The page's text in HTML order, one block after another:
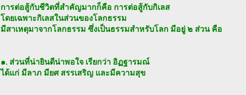
การต่อสู้กับชีวิตที่สำคัญมากก็คือ การต่อสู้กับกิเลส
โดยเฉพาะกิเลสในส่วนของโลกธรรม
มีสาเหตุมาจากโลกธรรม ซึ่งเป็นธรรมสำหรับโลก มีอยู่ ๒ ส่วน คือ
๑. ส่วนที่น่ายินดีน่าพอใจ เรียกว่า อิฏฐารมณ์
ได้แก่ มีลาภ มียศ สรรเสริญ และมีความสุข